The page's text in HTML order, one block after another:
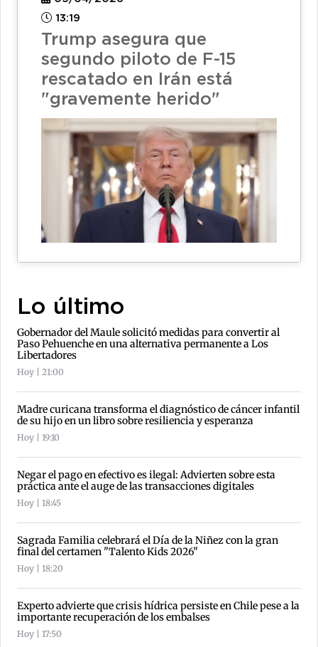
13:19
Trump asegura que
segundo piloto de F-15
rescatado en Irán está
"gravemente herido"
Lo último
Gobernador del Maule solicitó medidas para convertir al
Paso Pehuenche en una alternativa permanente a Los
Libertadores
Hoy | 21:00
Madre curicana transforma el diagnóstico de cáncer infantil
de su hijo en un libro sobre resiliencia y esperanza
Hoy | 19:10
Negar el pago en efectivo es ilegal: Advierten sobre esta
práctica ante el auge de las transacciones digitales
Hoy | 18:45
Sagrada Familia celebrará el Día de la Niñez con la gran
final del certamen "Talento Kids 2026"
Hoy | 18:20
Experto advierte que crisis hídrica persiste en Chile pese a la
importante recuperación de los embalses
Hoy | 17:50